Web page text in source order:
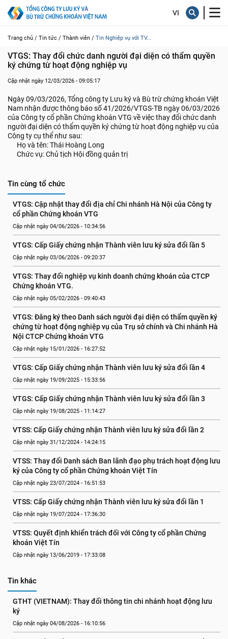
Trang chủ / Tin tức / Thành viên / Tin Nghiệp vụ với TV...
VTGS: Thay đổi chức danh người đại diện có thẩm quyền
ký chứng từ hoạt động nghiệp vụ
Cập nhật ngày 12/03/2026 - 09:05:17
Ngày 09/03/2026, Tổng công ty Lưu ký và Bù trừ chứng khoán Việt
Nam nhận được thông báo số 41/2026/VTGS-TB ngày 06/03/2026
của Công ty cổ phần Chứng khoán VTG về việc thay đổi chức danh
người đại diện có thẩm quyền ký chứng từ hoạt động nghiệp vụ của
Công ty cụ thể như sau:
Họ và tên: Thái Hoàng Long
Chức vụ: Chủ tịch Hội đồng quản trị
Tin cùng tổ chức
VTGS: Cập nhật thay đổi địa chỉ Chi nhánh Hà Nội của Công ty
cổ phần Chứng khoán VTG
Cập nhật ngày 04/06/2026 - 10:34:56
VTGS: Cấp Giấy chứng nhận Thành viên lưu ký sửa đổi lần 5
Cập nhật ngày 03/06/2026 - 09:20:37
VTGS: Thay đổi nghiệp vụ kinh doanh chứng khoán của CTCP
Chứng khoán VTG.
Cập nhật ngày 05/02/2026 - 09:40:43
VTGS: Đăng ký theo Danh sách người đại diện có thẩm quyền ký
chứng từ hoạt động nghiệp vụ của Trụ sở chính và Chi nhánh Hà
Nội CTCP Chứng khoán VTG
Cập nhật ngày 15/01/2026 - 16:27:52
VTGS: Cấp Giấy chứng nhận Thành viên lưu ký sửa đổi lần 4
Cập nhật ngày 19/09/2025 - 15:33:56
VTGS: Cấp Giấy chứng nhận Thành viên lưu ký sửa đổi lần 3
Cập nhật ngày 19/08/2025 - 11:14:27
VTSS: Cấp Giấy chứng nhận Thành viên lưu ký sửa đổi lần 2
Cập nhật ngày 31/12/2024 - 14:24:15
VTSS: Thay đổi Danh sách Ban lãnh đạo phụ trách hoạt động lưu
ký của Công ty cổ phần Chứng khoán Việt Tín
Cập nhật ngày 23/07/2024 - 16:51:53
VTSS: Cấp Giấy chứng nhận Thành viên lưu ký sửa đổi lần 1
Cập nhật ngày 19/07/2024 - 17:36:30
VTSS: Quyết định khiển trách đối với Công ty cổ phần Chứng
khoán Việt Tín
Cập nhật ngày 13/06/2019 - 17:33:08
Tin khác
GTHT (VIETNAM): Thay đổi thông tin chi nhánh hoạt động lưu
ký
Cập nhật ngày 04/08/2026 - 16:10:56